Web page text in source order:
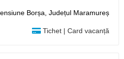
Borșa,Județul Maramureș
Tichet | Card vacanță